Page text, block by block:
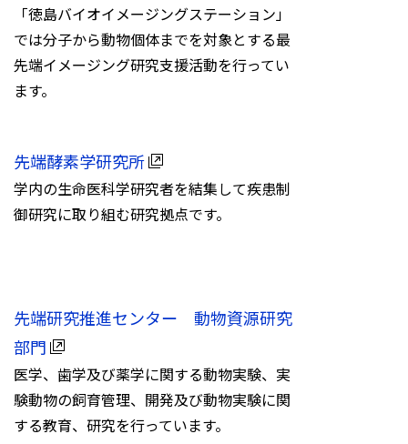
「徳島バイオイメージングステーション」
では分子から動物個体までを対象とする最
先端イメージング研究支援活動を行ってい
ます。
先端酵素学研究所
学内の生命医科学研究者を結集して疾患制
御研究に取り組む研究拠点です。
先端研究推進センター 動物資源研究
部門
医学、歯学及び薬学に関する動物実験、実
験動物の飼育管理、開発及び動物実験に関
する教育、研究を行っています。